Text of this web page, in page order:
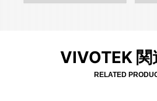
VIVOTEK 関
RELATED